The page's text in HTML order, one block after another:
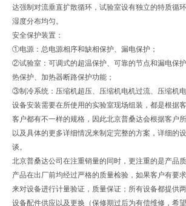
达强制对流垂直扩散循环，试验室设有独立的特质循
湿度分布均匀。
安全保护装置：
①电源：总电源相序和缺相保护、漏电保护；
②试验室：可调式的超温保护、可靠的节点和漏电保
热保护、加热器断路保护功能；
③制冷系统：压缩机超压、压缩机电机过流、压缩机电
设备安装需要在所使用的实验室现场组装，都是根据
客户都有不一样的规格，因此北京普桑达会根据客户
以及具体的更多详细情况来制定完整的方案，详细的
谈。
北京普桑达公司在注重销量的同时，更注重的是产品
产品在出厂前均经过严格的质量检验，如果客户有要
来对设备进行计量验证，质量保证；所有设备都提供
设备配件供应以及更换（保修期过后为有偿维修，希望